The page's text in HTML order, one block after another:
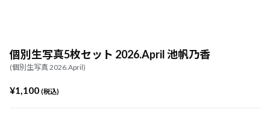
個別生写真5枚セット 2026.April 池帆乃香
(個別生写真 2026.April)
¥1,100 (税込)